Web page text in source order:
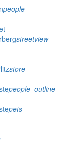
people
streetview
store
people_outline
pets